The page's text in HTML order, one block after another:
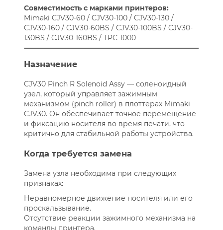
Совместимость с марками принтеров:
Mimaki CJV30-60 / CJV30-100 / CJV30-130 /
CJV30-160 / CJV30-60BS / CJV30-100BS / CJV30-
130BS / CJV30-160BS / TPC-1000
Назначение
CJV30 Pinch R Solenoid Assy — соленоидный
узел, который управляет зажимным
механизмом (pinch roller) в плоттерах Mimaki
CJV30. Он обеспечивает точное перемещение
и фиксацию носителя во время печати, что
критично для стабильной работы устройства.
Когда требуется замена
Замена узла необходима при следующих
признаках:
Неравномерное движение носителя или его
проскальзывание.
Отсутствие реакции зажимного механизма на
команды принтера.